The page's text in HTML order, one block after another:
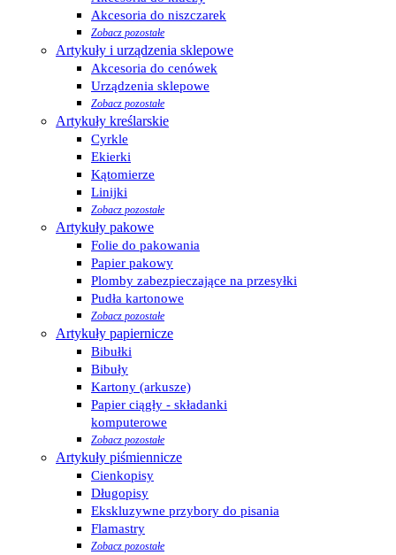
Akcesoria do niszczarek
Zobacz pozostałe
Artykuły i urządzenia sklepowe
Akcesoria do cenówek
Urządzenia sklepowe
Zobacz pozostałe
Artykuły kreślarskie
Cyrkle
Ekierki
Kątomierze
Linijki
Zobacz pozostałe
Artykuły pakowe
Folie do pakowania
Papier pakowy
Plomby zabezpieczające na przesyłki
Pudła kartonowe
Zobacz pozostałe
Artykuły papiernicze
Bibułki
Bibuły
Kartony (arkusze)
Papier ciągły - składanki
komputerowe
Zobacz pozostałe
Artykuły piśmiennicze
Cienkopisy
Długopisy
Ekskluzywne przybory do pisania
Flamastry
Zobacz pozostałe